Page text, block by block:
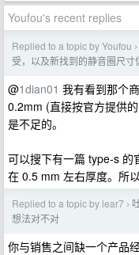
Youfou's recent replies
Replied to a topic by Youfou ›
受，以及新找到的静音圈尺寸
@1dian01 我有看到那个
0.2mm (直接按官方提供
是不足的。
可以搜下有一篇 type-s 的
在 0.5 mm 左右厚度。所
Replied to a topic by lear7 ›
想法对不对
你与销售之间缺一个产品